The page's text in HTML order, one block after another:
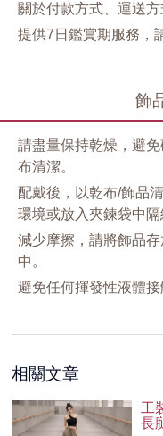
關於付款方式、運送
提供7日鑑賞期服務，
飾
請盡量保持乾燥，避
布清潔。
配戴後，以乾布/飾品
環境或放入夾鍊袋中隔
減少摩擦，請將飾品
中。
避免任何揮發性液體接
相關文章
工
長